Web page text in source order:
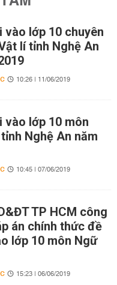
vào lớp 10 chuyên
lí tỉnh Nghệ An
10:26 | 11/06/2019
vào lớp 10 môn
Nghệ An năm
10:45 | 07/06/2019
TP HCM công
án chính thức đề
lớp 10 môn Ngữ
15:23 | 06/06/2019